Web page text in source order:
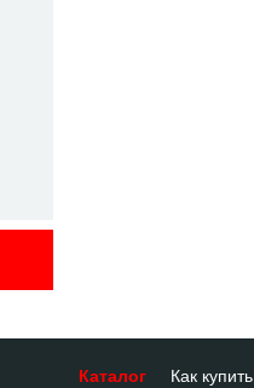
Каталог Как купить